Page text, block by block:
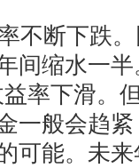
断下跌。
间缩水一
率下滑。
一般会趋
可能。未